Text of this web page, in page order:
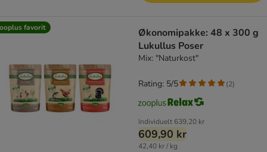
favorit
Økonomipakke: 48 x 300 g
Lukullus Poser
Mix: "Naturkost"
Individuelt 639,20 kr
609,90 kr
42,40 kr / kg
Rating: 5/5 (2)